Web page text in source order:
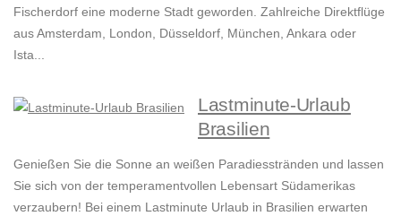
Fischerdorf eine moderne Stadt geworden. Zahlreiche Direktflüge
aus Amsterdam, London, Düsseldorf, München, Ankara oder
Ista...
Lastminute-Urlaub
Brasilien
Genießen Sie die Sonne an weißen Paradiesstränden und lassen
Sie sich von der temperamentvollen Lebensart Südamerikas
verzaubern! Bei einem Lastminute Urlaub in Brasilien erwarten